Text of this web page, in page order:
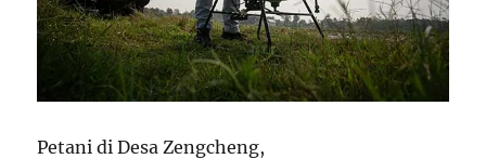
Petani di Desa Zengcheng,